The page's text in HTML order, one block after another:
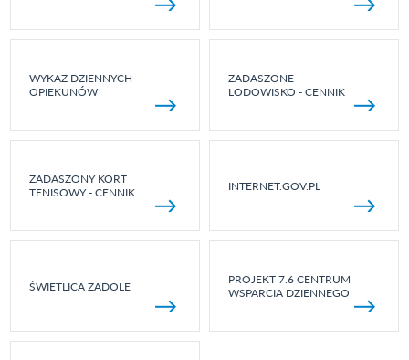
WYKAZ DZIENNYCH
OPIEKUNÓW
ZADASZONE
LODOWISKO - CENNIK
ZADASZONY KORT
TENISOWY - CENNIK
INTERNET.GOV.PL
ŚWIETLICA ZADOLE
PROJEKT 7.6 CENTRUM
WSPARCIA DZIENNEGO